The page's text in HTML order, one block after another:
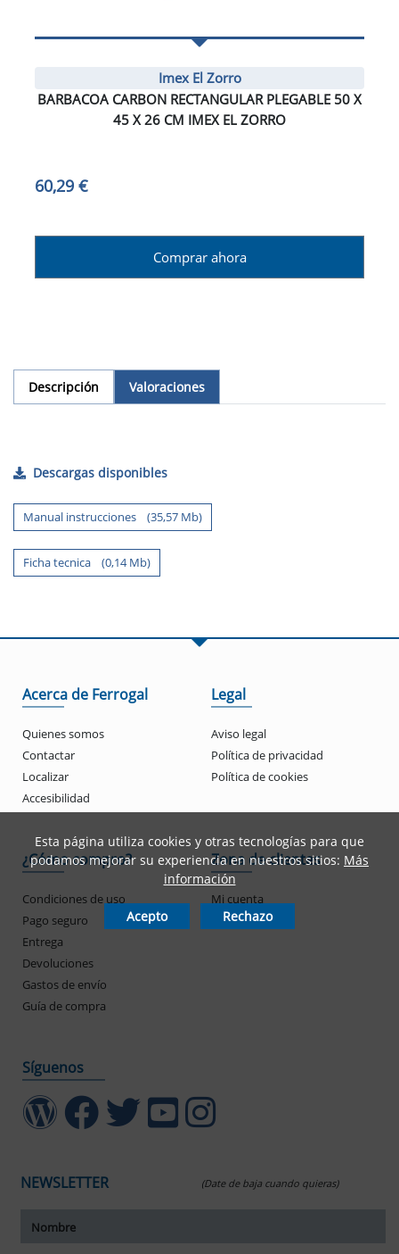
Imex El Zorro
BARBACOA CARBON RECTANGULAR PLEGABLE 50 X
45 X 26 CM IMEX EL ZORRO
60,29 €
Comprar ahora
Descripción Valoraciones
Descargas disponibles
Manual instrucciones (35,57 Mb)
Ficha tecnica (0,14 Mb)
Acerca de Ferrogal
Quienes somos
Contactar
Localizar
Accesibilidad
Legal
Aviso legal
Política de privacidad
Política de cookies
¿Cómo compro?
Condiciones de uso
Pago seguro
Entrega
Devoluciones
Gastos de envío
Guía de compra
Zona de clientes
Mi cuenta
Mis pedidos
Síguenos
NEWSLETTER (Date de baja cuando quieras)
Esta página utiliza cookies y otras tecnologías para que
podamos mejorar su experiencia en nuestros sitios: Más
información
Acepto Rechazo
tamaño del texto